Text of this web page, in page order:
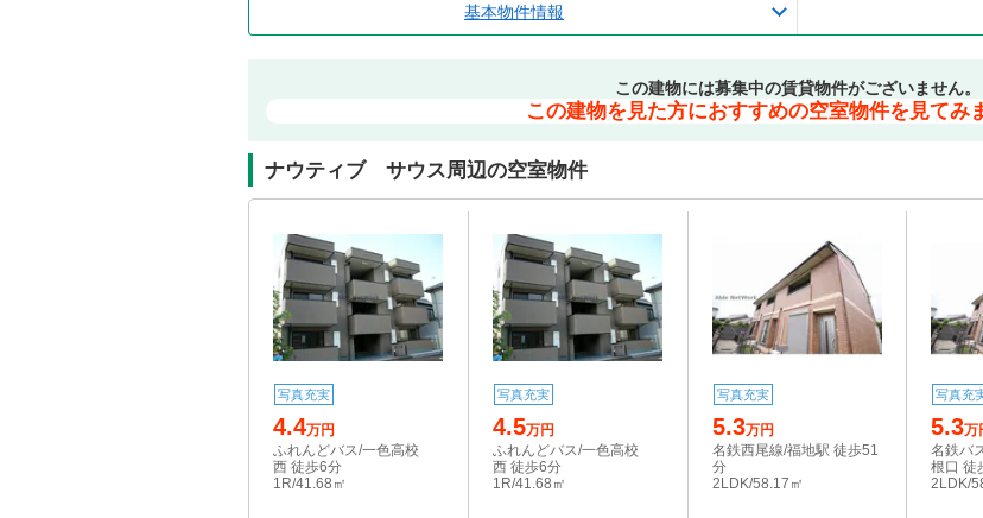
基本物件情報
この建物には募集中の賃貸物件がございません。
この建物を見た方におすすめの空室物件を見てみ
ナウティブ サウス周辺の空室物件
写真充実
4.4万円
ふれんどバス/一色高校
西 徒歩6分
1R/41.68㎡
写真充実
4.5万円
ふれんどバス/一色高校
西 徒歩6分
1R/41.68㎡
写真充実
5.3万円
名鉄西尾線/福地駅 徒歩51
分
2LDK/58.17㎡
写真充
5.3万
名鉄バ
根口 徒
2LDK/